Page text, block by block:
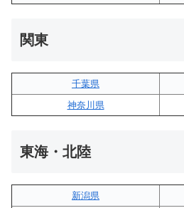
関東
千葉県
神奈川県
東海・北陸
新潟県